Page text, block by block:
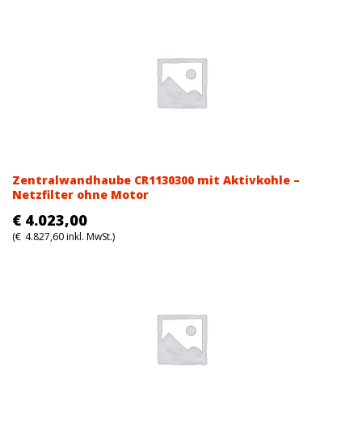
Zentralwandhaube CR1130300 mit Aktivkohle –
Netzfilter ohne Motor
€ 4.023,00
(€ 4.827,60inkl. MwSt.)